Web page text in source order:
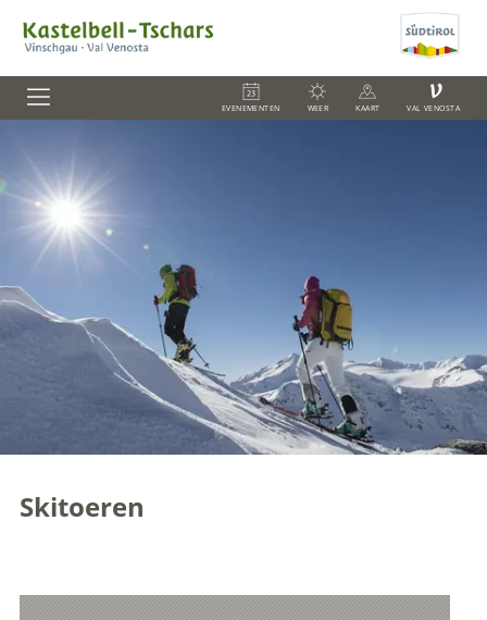
EVENEMENTEN WEER KAART
V
VAL VENOSTA
Skitoeren